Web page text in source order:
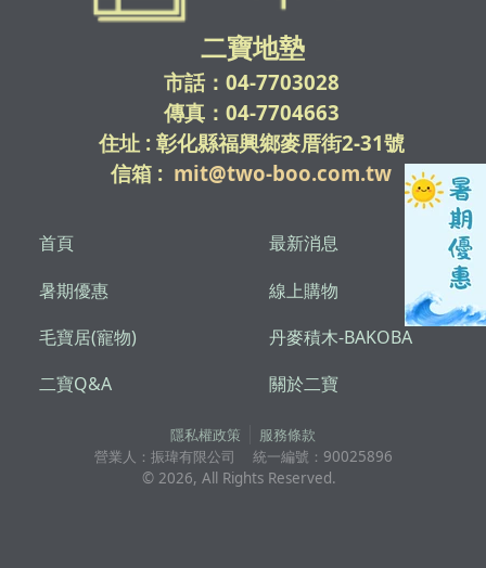
二寶地墊
市話：04-7703028
傳真：04-7704663
住址 : 彰化縣福興鄉麥厝街2-31號
信箱 : mit@two-boo.com.tw
首頁
最新消息
暑期優惠
線上購物
毛寶居(寵物)
丹麥積木-BAKOBA
二寶Q&A
關於二寶
隱私權政策
服務條款
營業人： 振瑋有限公司 統一編號： 90025896
© 2026, All Rights Reserved.